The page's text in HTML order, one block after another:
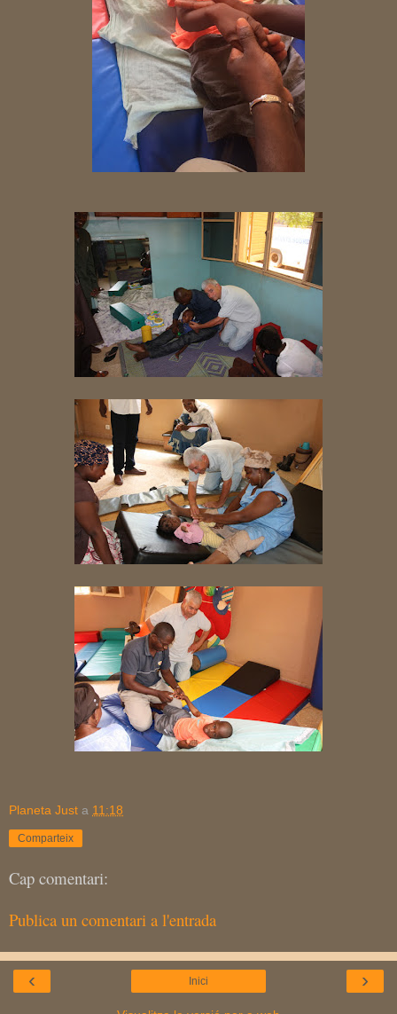
Planeta Just a 11:18
Comparteix
Cap comentari:
Publica un comentari a l'entrada
‹ ›
Inici